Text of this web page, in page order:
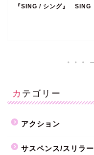
『SING / シング』 SING
カテゴリー
アクション
サスペンス/スリラー